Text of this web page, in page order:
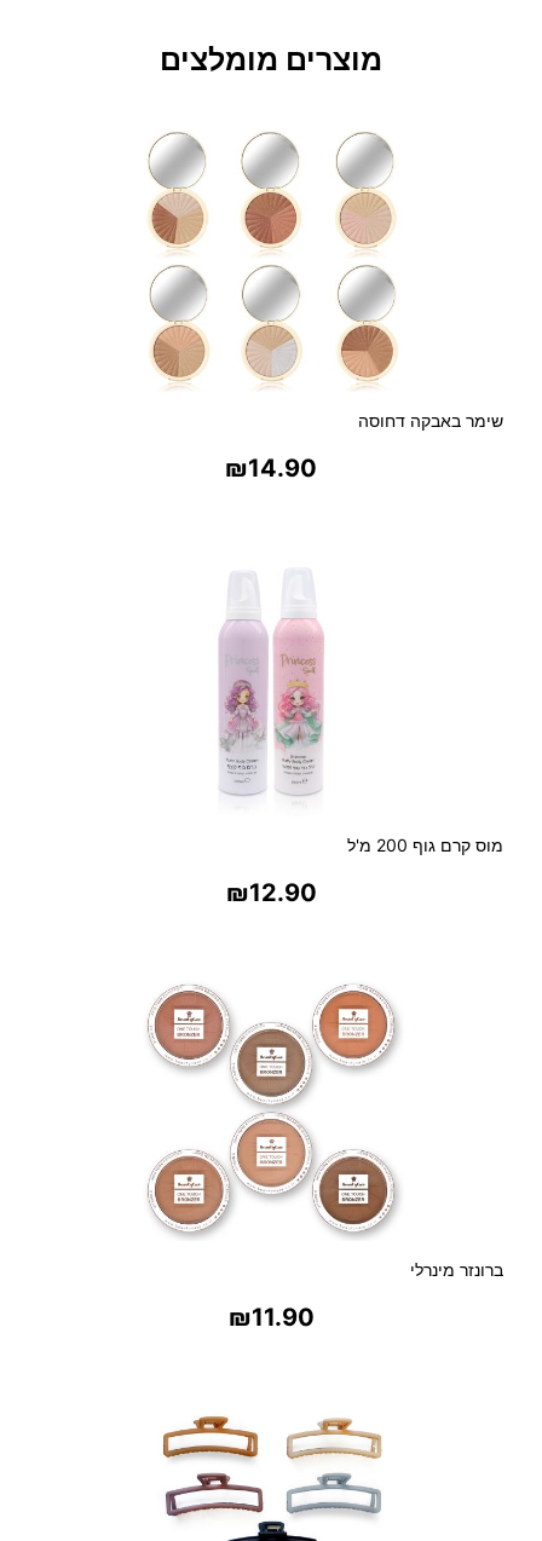
ב
ג
ל
י
צ
י
ן
מוצרים מומלצים
שימר באבקה דחוסה
₪14.90
מוס קרם גוף 200 מ'ל
₪12.90
ברונזר מינרלי
₪11.90